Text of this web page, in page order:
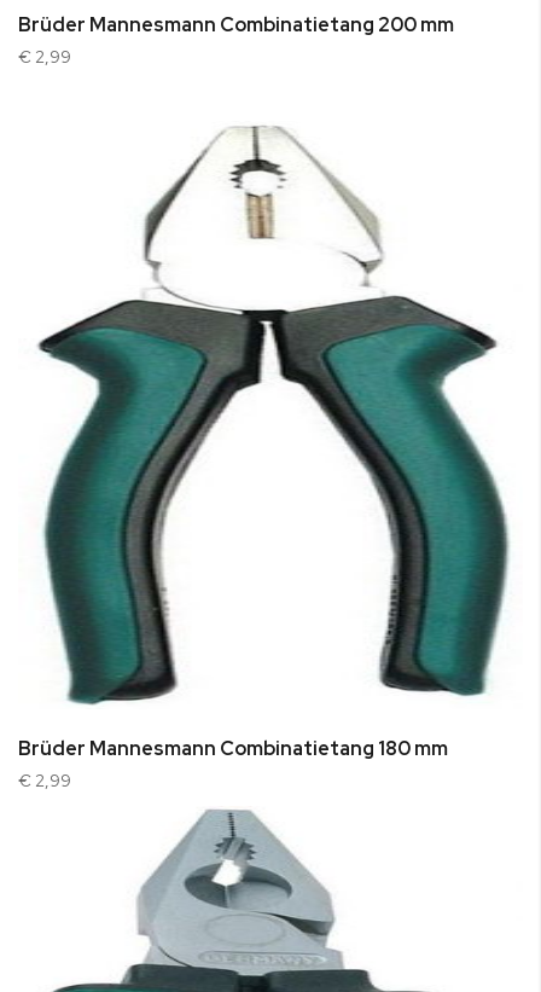
Brüder Mannesmann Combinatietang 200 mm
€ 2,99
Brüder Mannesmann Combinatietang 180 mm
€ 2,99